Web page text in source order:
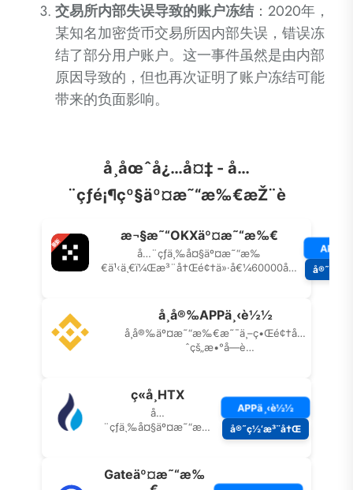
交易所内部失误导致的账户冻结：2020年，
某知名加密货币交易所因内部失误，错误冻
结了部分用户账户。这一事件虽然是由内部
原因导致的，但也再次证明了账户冻结可能
带来的负面影响。